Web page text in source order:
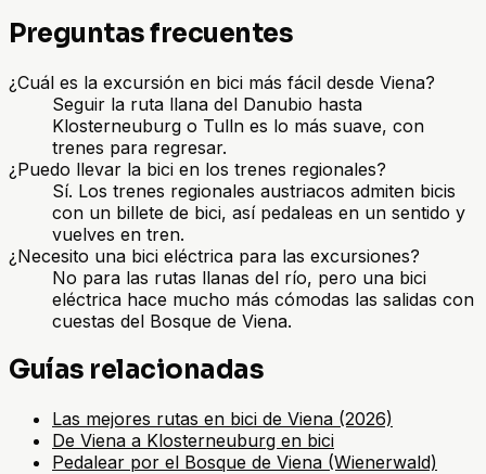
Preguntas frecuentes
¿Cuál es la excursión en bici más fácil desde Viena?
Seguir la ruta llana del Danubio hasta
Klosterneuburg o Tulln es lo más suave, con
trenes para regresar.
¿Puedo llevar la bici en los trenes regionales?
Sí. Los trenes regionales austriacos admiten bicis
con un billete de bici, así pedaleas en un sentido y
vuelves en tren.
¿Necesito una bici eléctrica para las excursiones?
No para las rutas llanas del río, pero una bici
eléctrica hace mucho más cómodas las salidas con
cuestas del Bosque de Viena.
Guías relacionadas
Las mejores rutas en bici de Viena (2026)
De Viena a Klosterneuburg en bici
Pedalear por el Bosque de Viena (Wienerwald)